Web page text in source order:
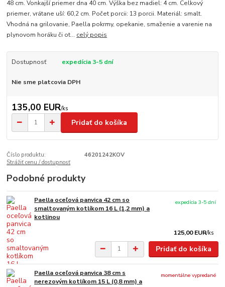
48 cm. Vonkajší priemer dna 40 cm. Výška bez madiel: 4 cm. Celkový
priemer, vrátane uší: 60,2 cm. Počet porcii: 13 porcii. Materiál: smalt.
Vhodná na grilovanie, Paella pokrmy, opekanie, smaženie a varenie na
plynovom horáku či ot... celý popis
Dostupnosť expedícia 3-5 dní
Nie sme platcovia DPH
135,00 EUR/ks
Pridať do košíka
Číslo produktu:
46201242KOV
Strážiť cenu / dostupnosť
Podobné produkty
Paella oceľová panvica 42 cm so
smaltovaným kotlíkom 16 L (1,2 mm) a
kotlinou
125,00 EUR/ks
expedícia 3-5 dní
Pridať do košíka
Paella oceľová panvica 38 cm s
nerezovým kotlíkom 15 L (0,8 mm) a
momentálne vypredané